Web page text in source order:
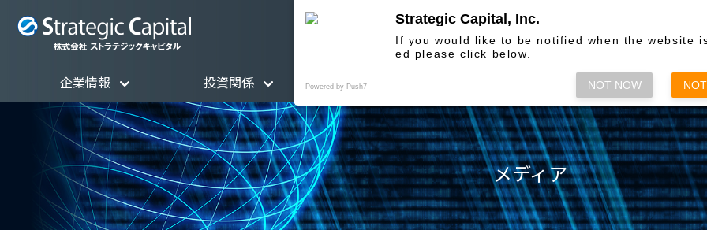
お問い合わせ
企業情報 投資関係 株主総会関係 各種
メディア
Strategic Capital, Inc.
If you would like to be notified when the website
ed please click below.
Powered by Push7 NOT NOW